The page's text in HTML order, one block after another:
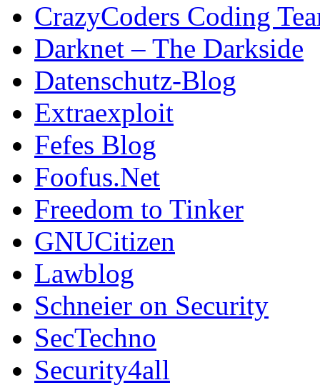
CrazyCoders Coding
Darknet – The Darkside
Datenschutz-Blog
Extraexploit
Fefes Blog
Foofus.Net
Freedom to Tinker
GNUCitizen
Lawblog
Schneier on Security
SecTechno
Security4all